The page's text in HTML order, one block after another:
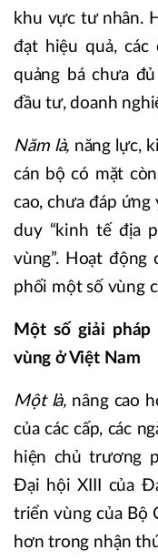
khu vực tư nhân.
đạt hiệu quả,
quảng bá chưa
đầu tư, doanh
Năm là, năng lực,
cán bộ có mặt
cao, chưa đáp
duy “kinh tế địa
vùng”. Hoạt động
phối một số vùng
Một số giải
vùng ở Việt Nam
Một là, nâng cao
của các cấp, các
hiện chủ trương
Đại hội XIII của
triển vùng của Bộ
hơn trong nhận